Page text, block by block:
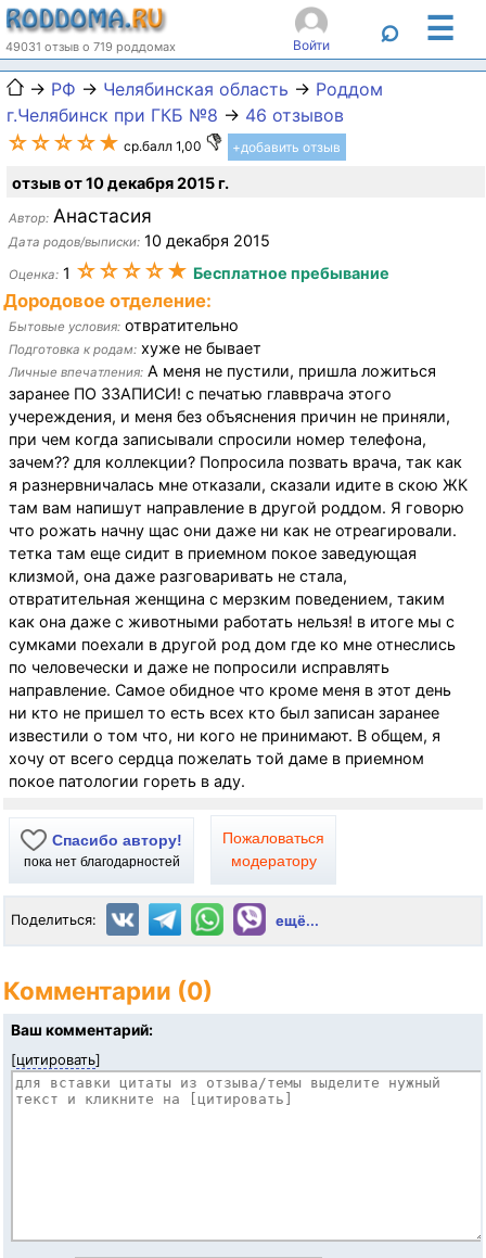
49031 отзыв о 719 роддомах Войти ⌕ ☰
→ РФ → Челябинская область → Роддом
г.Челябинск при ГКБ №8 → 46 отзывов
☆☆☆☆★ ср.балл 1,00 +добавить отзыв
отзыв от 10 декабря 2015 г.
Автор: Анастасия
Дата родов/выписки: 10 декабря 2015
Оценка: 1 ☆☆☆☆★ Бесплатное пребывание
Дородовое отделение:
Бытовые условия: отвратительно
Подготовка к родам: хуже не бывает
Личные впечатления: А меня не пустили, пришла ложиться
заранее ПО ЗЗАПИСИ! с печатью главврача этого
учереждения, и меня без объяснения причин не приняли,
при чем когда записывали спросили номер телефона,
зачем?? для коллекции? Попросила позвать врача, так как
я разнервничалась мне отказали, сказали идите в скою ЖК
там вам напишут направление в другой роддом. Я говорю
что рожать начну щас они даже ни как не отреагировали.
тетка там еще сидит в приемном покое заведующая
клизмой, она даже разговаривать не стала,
отвратительная женщина с мерзким поведением, таким
как она даже с животными работать нельзя! в итоге мы с
сумками поехали в другой род дом где ко мне отнеслись
по человечески и даже не попросили исправлять
направление. Самое обидное что кроме меня в этот день
ни кто не пришел то есть всех кто был записан заранее
известили о том что, ни кого не принимают. В общем, я
хочу от всего сердца пожелать той даме в приемном
покое патологии гореть в аду.
Спасибо автору!
пока нет благодарностей
Пожаловаться
модератору
Поделиться: ещё...
Комментарии (0)
Ваш комментарий:
[цитировать]